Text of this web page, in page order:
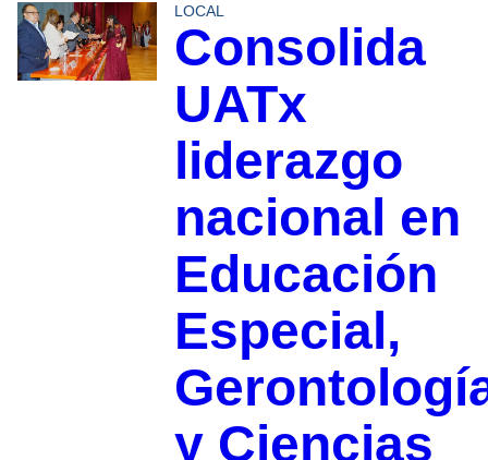
LOCAL
Consolida
UATx
liderazgo
nacional en
Educación
Especial,
y Ciencias